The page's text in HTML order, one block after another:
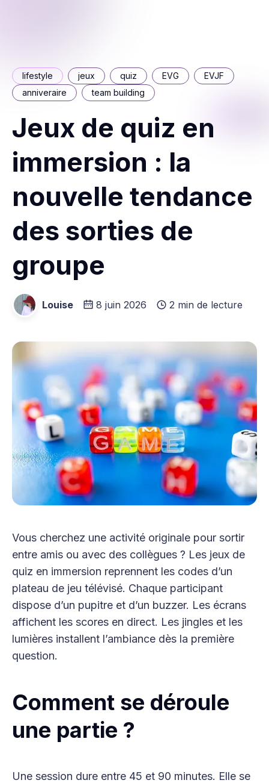
lifestyle jeux quiz EVG
EVJF
anniveraire
team building
Jeux de quiz en
immersion : la
nouvelle tendance
des sorties de
groupe
Louise 8 juin 2026 2 min de lecture
Vous cherchez une activité originale pour sortir
entre amis ou avec des collègues ? Les jeux de
quiz en immersion reprennent les codes d’un
plateau de jeu télévisé. Chaque participant
dispose d’un pupitre et d’un buzzer. Les écrans
affichent les scores en direct. Les jingles et les
lumières installent l’ambiance dès la première
question.
Comment se déroule
une partie ?
Une session dure entre 45 et 90 minutes. Elle se